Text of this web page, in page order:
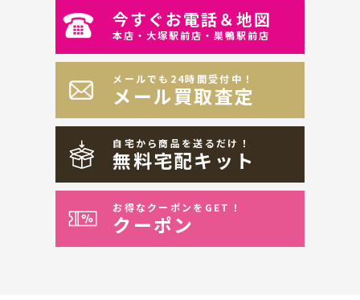
今すぐお電話＆地図
本店・大塚駅前店・巣鴨駅前店
メールでも24時間受付中！
メール買取査定
自宅から商品を送るだけ！
無料宅配キット
お得なクーポンをGET！
クーポン